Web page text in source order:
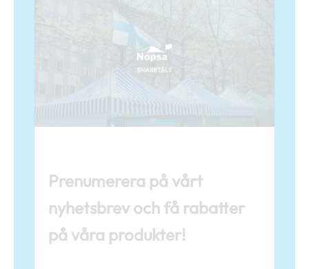
Prenumerera på vårt
nyhetsbrev och få rabatter
på våra produkter!